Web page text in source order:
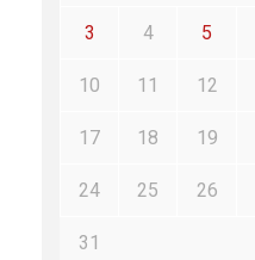
3 4 5
10 11 12
17 18 19
24 25 26
31